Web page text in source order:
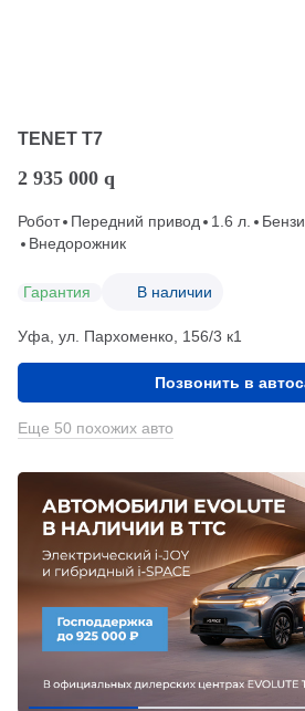
TENET T7
2 935 000 q
Робот Передний привод 1.6 л.
Внедорожник
Гарантия В наличии
Уфа, ул. Пархоменко, 156/3 к1
Позвонить в
Еще 50 похожих авто